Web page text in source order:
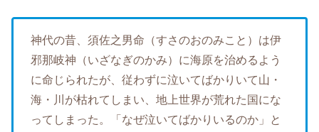
神代の昔、須佐之男命（すさのおのみこと）は伊
邪那岐神（いざなぎのかみ）に海原を治めるよう
に命じられたが、従わずに泣いてばかりいて山・
海・川が枯れてしまい、地上世界が荒れた国にな
ってしまった。「なぜ泣いてばかりいるのか」と